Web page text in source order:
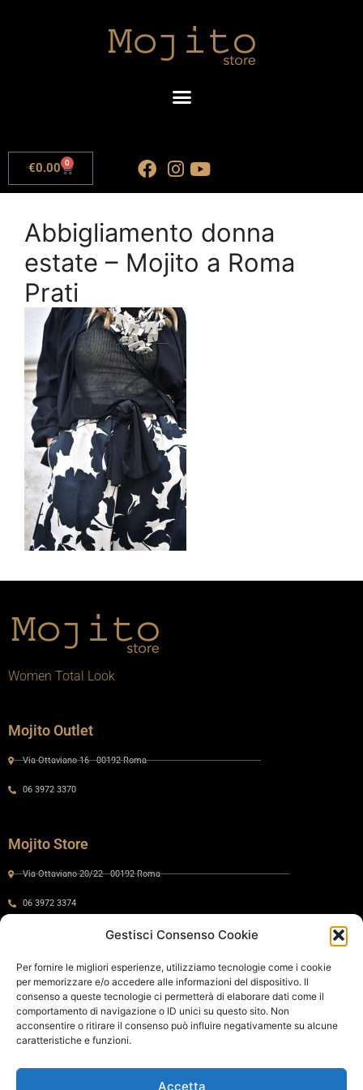
Gestisci Consenso Cookie
Per fornire le migliori esperienze, utilizziamo tecnologie come i cookie
per memorizzare e/o accedere alle informazioni del dispositivo. Il
consenso a queste tecnologie ci permetterà di elaborare dati come il
comportamento di navigazione o ID unici su questo sito. Non
acconsentire o ritirare il consenso può influire negativamente su alcune
caratteristiche e funzioni.
Accetta
€0.00 0
Abbigliamento donna
estate – Mojito a Roma
Prati
Women Total Look
Mojito Outlet
Via Ottaviano 16 - 00192 Roma
06 3972 3370
Mojito Store
Via Ottaviano 20/22 - 00192 Roma
06 3972 3374
Via Ottaviano 24 - 00192 Roma
06 575 8821
Policy